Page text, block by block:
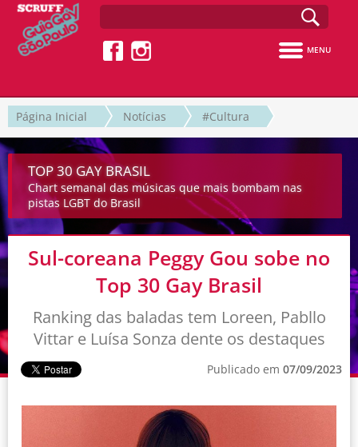
MENU
Página Inicial Notícias #Cultura
TOP 30 GAY BRASIL
Chart semanal das músicas que mais bombam nas
pistas LGBT do Brasil
Sul-coreana Peggy Gou sobe no
Top 30 Gay Brasil
Ranking das baladas tem Loreen, Pabllo
Vittar e Luísa Sonza dente os destaques
Publicado em 07/09/2023